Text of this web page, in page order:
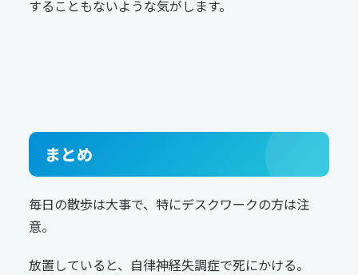
することもないような気がします。
まとめ
毎日の散歩は大事で、特にデスクワークの方は注
意。
放置していると、自律神経失調症で死にかける。